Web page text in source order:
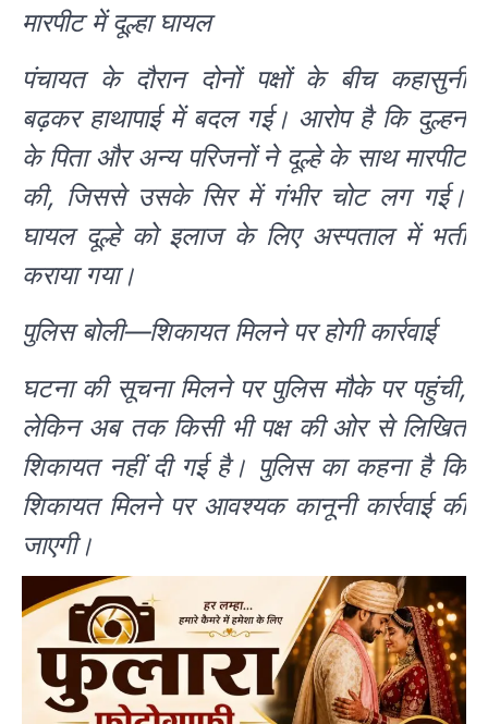
मारपीट में दूल्हा घायल
पंचायत के दौरान दोनों पक्षों के बीच कहासुनी
बढ़कर हाथापाई में बदल गई। आरोप है कि दुल्हन
के पिता और अन्य परिजनों ने दूल्हे के साथ मारपीट
की, जिससे उसके सिर में गंभीर चोट लग गई।
घायल दूल्हे को इलाज के लिए अस्पताल में भर्ती
कराया गया।
पुलिस बोली—शिकायत मिलने पर होगी कार्रवाई
घटना की सूचना मिलने पर पुलिस मौके पर पहुंची,
लेकिन अब तक किसी भी पक्ष की ओर से लिखित
शिकायत नहीं दी गई है। पुलिस का कहना है कि
शिकायत मिलने पर आवश्यक कानूनी कार्रवाई की
जाएगी।